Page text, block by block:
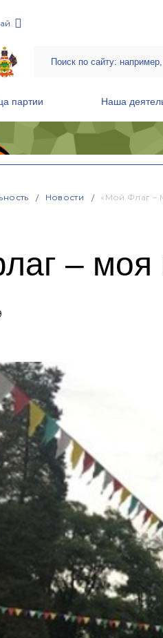
партии Наша
Новости «Мой Флаг –
– моя